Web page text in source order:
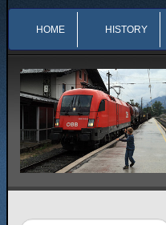
HOME HISTORY